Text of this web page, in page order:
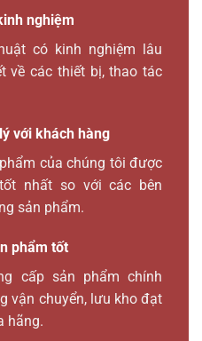
nghiệm
có kinh nghiệm lâu
về các thiết bị, thao tác
với khách hàng
của chúng tôi được
nhất so với các bên
sản phẩm.
phẩm tốt
cấp sản phẩm chính
vận chuyển, lưu kho đạt
hãng.